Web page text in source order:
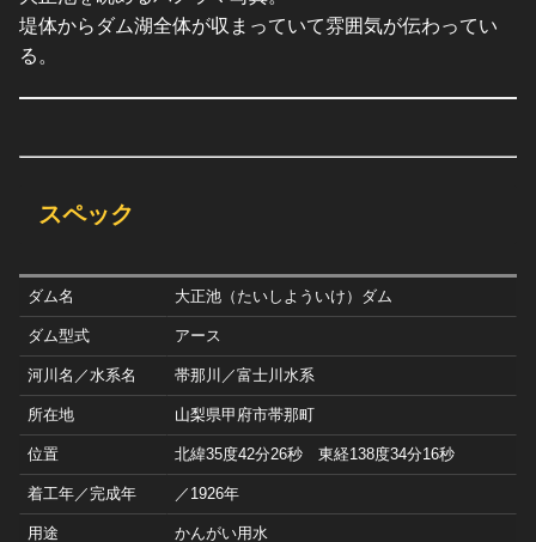
堤体からダム湖全体が収まっていて雰囲気が伝わってい
る。
スペック
ダム名 大正池（たいしよういけ）ダム
ダム型式 アース
河川名／水系名 帯那川／富士川水系
所在地 山梨県甲府市帯那町
位置 北緯35度42分26秒 東経138度34分16秒
着工年／完成年 ／1926年
用途 かんがい用水